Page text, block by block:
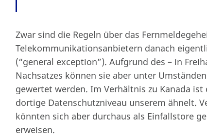
Zwar sind die Regeln über das
Telekommunikationsanbietern danach
(“general exception”). Aufgrund des – in
Nachsatzes können sie aber unter
gewertet werden. Im Verhältnis zu Kanada
dortige Datenschutzniveau unserem ähnelt.
könnten sich aber durchaus als Einfallstore
erweisen.